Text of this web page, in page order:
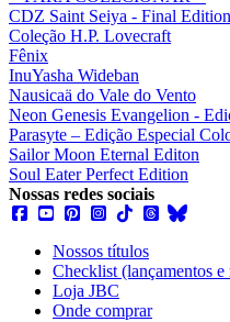
CDZ Saint Seiya - Final Edition
Coleção H.P. Lovecraft
Fênix
InuYasha Wideban
Nausicaä do Vale do Vento
Neon Genesis Evangelion -
Parasyte – Edição Especial
Sailor Moon Eternal Editon
Soul Eater Perfect Edition
Nossas redes sociais
Nossos títulos
Checklist (lançamentos e
Loja JBC
Onde comprar